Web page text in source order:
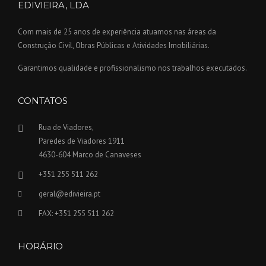
EDIVIEIRA, LDA
Com mais de 25 anos de experiência atuamos nas áreas da
Construção Civil, Obras Públicas e Atividades Imobiliárias.
Garantimos qualidade e profissionalismo nos trabalhos executados.
CONTATOS
Rua de Viadores,
Paredes de Viadores 1911
4630-604 Marco de Canaveses
+351 255 511 262
geral@edivieira.pt
FAX: +351 255 511 262
HORÁRIO